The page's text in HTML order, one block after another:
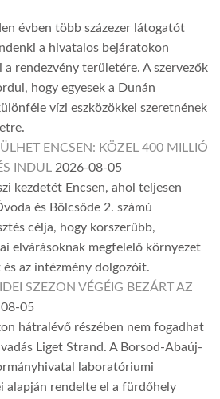
évben több százezer látogatót
a hivatalos bejáratokon
rendezvény területére. A szervezők
hogy egyesek a Dunán
vízi eszközökkel szeretnének
ENCSEN: KÖZEL 400 MILLIÓ
INDUL 2026-08-05
kezdetét Encsen, ahol teljesen
és Bölcsőde 2. számú
célja, hogy korszerűbb,
elvárásoknak megfelelő környezet
az intézmény dolgozóit.
SZEZON VÉGÉIG BEZÁRT AZ
05
hátralévő részében nem fogadhat
Liget Strand. A Borsod-Abaúj-
laboratóriumi
alapján rendelte el a fürdőhely